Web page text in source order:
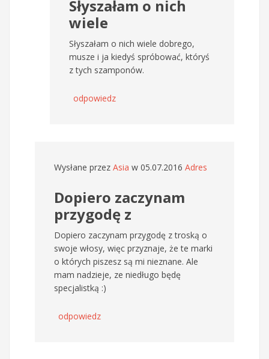
Słyszałam o nich
wiele
Słyszałam o nich wiele dobrego,
musze i ja kiedyś spróbować, któryś
z tych szamponów.
odpowiedz
Wysłane przez Asia w 05.07.2016 Adres
Dopiero zaczynam
przygodę z
Dopiero zaczynam przygodę z troską o
swoje włosy, więc przyznaje, że te marki
o których piszesz są mi nieznane. Ale
mam nadzieje, ze niedługo będę
specjalistką :)
odpowiedz